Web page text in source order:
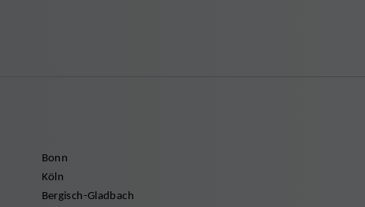
Bonn
Köln
Bergisch-Gladbach